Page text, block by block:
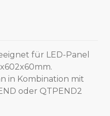
für LED-Panel
in Kombination mit
oder QTPEND2